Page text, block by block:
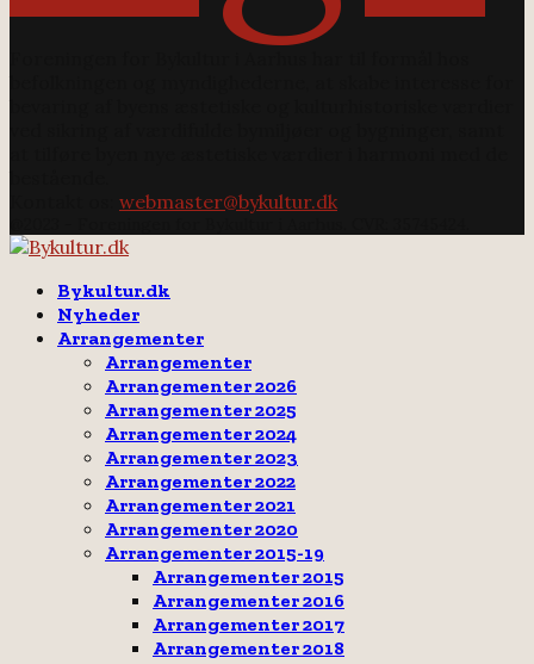
webmaster@bykultur.dk
Bykultur.dk
Nyheder
Arrangementer
Arrangementer
Arrangementer 2026
Arrangementer 2025
Arrangementer 2024
Arrangementer 2023
Arrangementer 2022
Arrangementer 2021
Arrangementer 2020
Arrangementer 2015-19
Arrangementer 2015
Arrangementer 2016
Arrangementer 2017
Arrangementer 2018